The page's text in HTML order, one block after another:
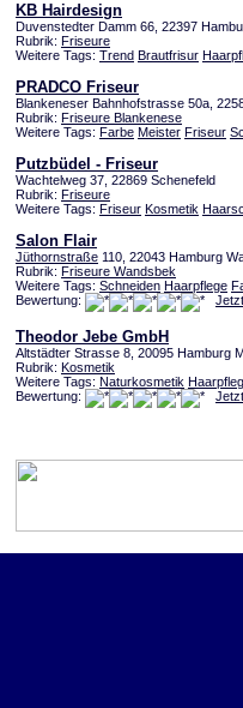
KB Hairdesign
Duvenstedter Damm 66, 22397
Rubrik: Friseure
Weitere Tags: Trend Brautfrisur
PRADCO Friseur
Blankeneser Bahnhofstrasse 50a,
Rubrik: Friseure Blankenese
Weitere Tags: Farbe Meister Friseur
Putzbüdel - Friseur
Wachtelweg 37, 22869 Schenefeld
Rubrik: Friseure
Weitere Tags: Friseur Kosmetik
Salon Flair
Jüthornstraße 110, 22043 Hamburg
Rubrik: Friseure Wandsbek
Weitere Tags: Schneiden Haarpflege
Bewertung:
Theodor Jebe GmbH
Altstädter Strasse 8, 20095 Hamburg
Rubrik: Kosmetik
Weitere Tags: Naturkosmetik
Bewertung: